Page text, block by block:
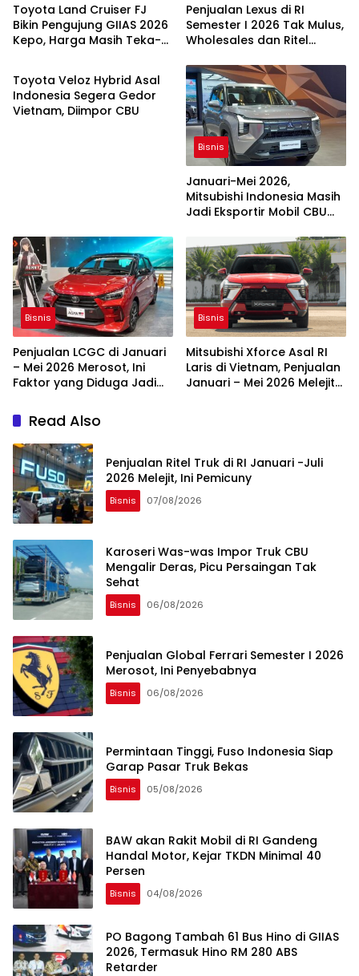
Toyota Land Cruiser FJ
Bikin Pengujung GIIAS 2026
Kepo, Harga Masih Teka-
Penjualan Lexus di RI
Semester I 2026 Tak Mulus,
Wholesales dan Ritel
Bisnis
Toyota Veloz Hybrid Asal
Indonesia Segera Gedor
Vietnam, Diimpor CBU
Bisnis
Januari-Mei 2026,
Mitsubishi Indonesia Masih
Jadi Eksportir Mobil CBU
Bisnis
Penjualan LCGC di Januari
– Mei 2026 Merosot, Ini
Faktor yang Diduga Jadi
Bisnis
Mitsubishi Xforce Asal RI
Laris di Vietnam, Penjualan
Januari – Mei 2026 Melejit
Read Also
Penjualan Ritel Truk di RI Januari -Juli
2026 Melejit, Ini Pemicuny
Bisnis 07/08/2026
Karoseri Was-was Impor Truk CBU
Mengalir Deras, Picu Persaingan Tak
Sehat
Bisnis 06/08/2026
Penjualan Global Ferrari Semester I 2026
Merosot, Ini Penyebabnya
Bisnis 06/08/2026
Permintaan Tinggi, Fuso Indonesia Siap
Garap Pasar Truk Bekas
Bisnis 05/08/2026
BAW akan Rakit Mobil di RI Gandeng
Handal Motor, Kejar TKDN Minimal 40
Persen
Bisnis 04/08/2026
PO Bagong Tambah 61 Bus Hino di GIIAS
2026, Termasuk Hino RM 280 ABS
Retarder